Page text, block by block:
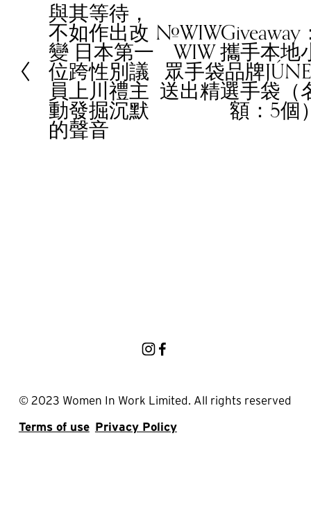
P
r
e
v
o
u
s
與其等待，
不如作出改
變 日本第一
位跨性別議
員上川禮主
動發掘沉默
的聲音
N
#WIWGiveaway
WIW 攜手本地
眾手袋品牌
送出精選手袋（
額：5個
© 2023 Women In Work Limited. All rights reserved
Terms of use Privacy Policy